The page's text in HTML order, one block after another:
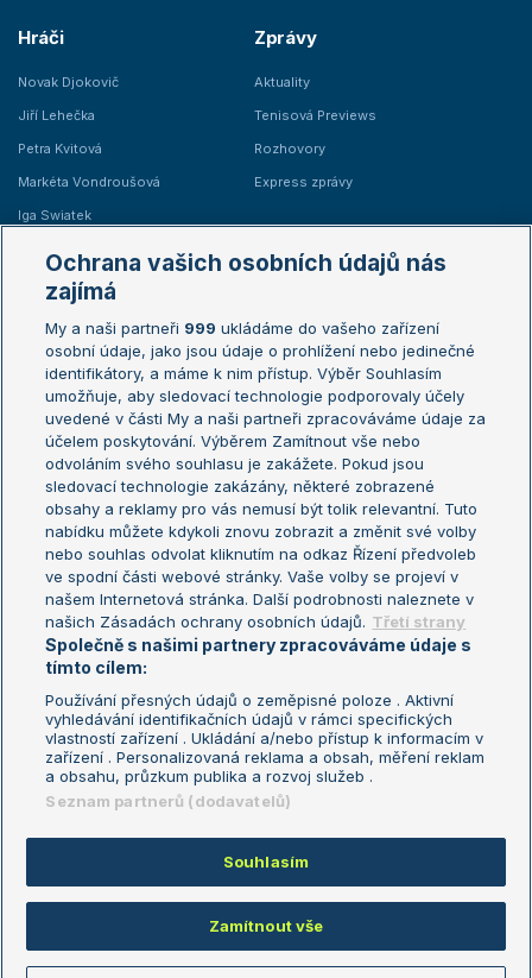
Hráči
Novak Djokovič
Jiří Lehečka
Petra Kvitová
Markéta Vondroušová
Iga Swiatek
Zprávy
Aktuality
Tenisová Previews
Rozhovory
Express zprávy
Žebříčky
Žebříček ATP (muži)
Žebříček WTA (ženy)
Sázkařský žebříček
Australian Open
French Open
Wimbledon
US Open
Turnaj mistrů
Turnaj mistryň
Aktualní trendy
Fotbalové přestupy
Livesport Daily
LS Prague Open
Podmínky užití
Nastavení soukromí
GDPR a žurnalistika
Reklama
Kontakt
Informace o zpracování osobních
údajů
Copyright © 2008-2026 TenisPortal.cz. Využíváme zpravodajství ČTK.
Ochrana vašich osobních údajů nás
zajímá
My a naši partneři 999 ukládáme do vašeho zařízení
osobní údaje, jako jsou údaje o prohlížení nebo jedinečné
identifikátory, a máme k nim přístup. Výběr Souhlasím
umožňuje, aby sledovací technologie podporovaly účely
uvedené v části My a naši partneři zpracováváme údaje za
účelem poskytování. Výběrem Zamítnout vše nebo
odvoláním svého souhlasu je zakážete. Pokud jsou
sledovací technologie zakázány, některé zobrazené
obsahy a reklamy pro vás nemusí být tolik relevantní. Tuto
nabídku můžete kdykoli znovu zobrazit a změnit své volby
nebo souhlas odvolat kliknutím na odkaz Řízení předvoleb
ve spodní části webové stránky. Vaše volby se projeví v
našem Internetová stránka. Další podrobnosti naleznete v
našich Zásadách ochrany osobních údajů. Třetí strany
Společně s našimi partnery zpracováváme údaje s
tímto cílem:
Používání přesných údajů o zeměpisné poloze . Aktivní
vyhledávání identifikačních údajů v rámci specifických
vlastností zařízení . Ukládání a/nebo přístup k informacím v
zařízení . Personalizovaná reklama a obsah, měření reklam
a obsahu, průzkum publika a rozvoj služeb .
Seznam partnerů (dodavatelů)
Souhlasím
Zamítnout vše